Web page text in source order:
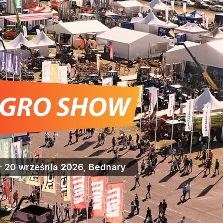
20 września 2026, Bednary